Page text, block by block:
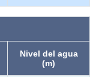
Nivel del agua
(m)